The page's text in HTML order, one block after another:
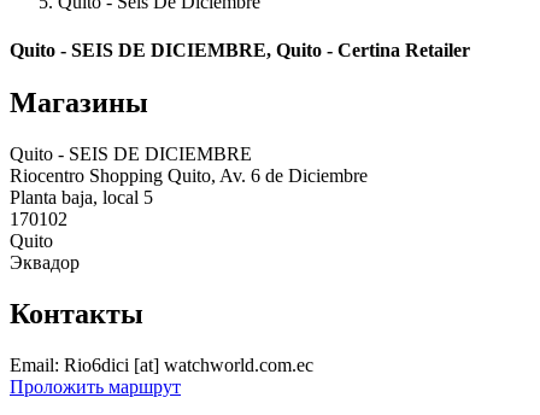
Quito - SEIS DE DICIEMBRE, Quito - Certina Retailer
Магазины
Quito - SEIS DE DICIEMBRE
Riocentro Shopping Quito, Av. 6 de Diciembre
Planta baja, local 5
170102
Quito
Эквадор
Контакты
Email: Rio6dici [at] watchworld.com.ec
Проложить маршрут